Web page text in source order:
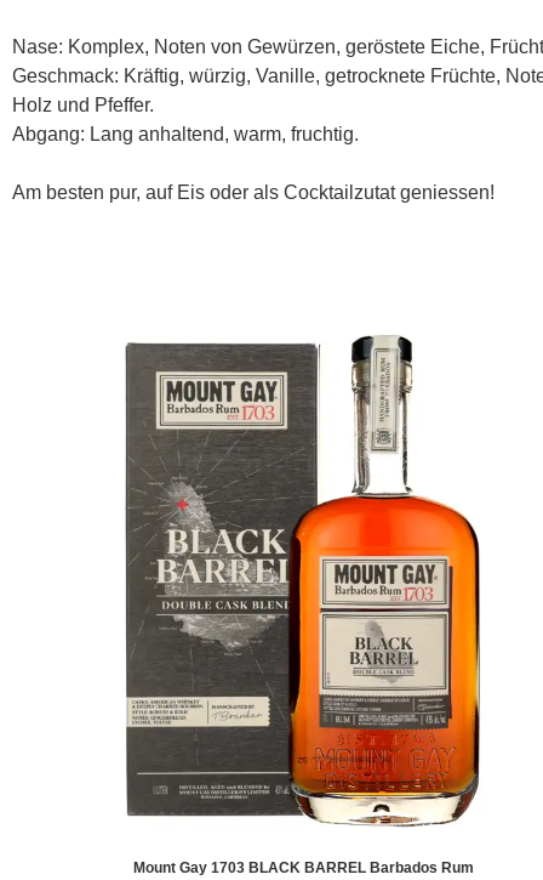
Nase: Komplex, Noten von Gewürzen, geröstete Eiche,
Geschmack: Kräftig, würzig, Vanille, getrocknete Früchte,
Holz und Pfeffer.
Abgang: Lang anhaltend, warm, fruchtig.
Am besten pur, auf Eis oder als Cocktailzutat geniessen!
Mount Gay 1703 BLACK BARREL Barbados Rum